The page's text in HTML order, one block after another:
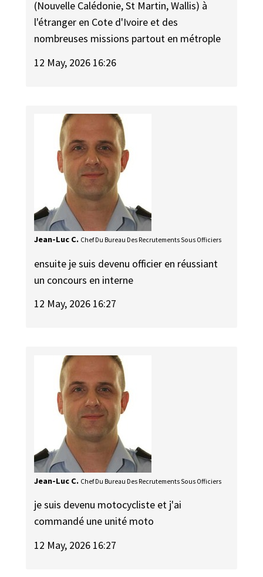
(Nouvelle Calédonie, St Martin, Wallis) à
l'étranger en Cote d'Ivoire et des
nombreuses missions partout en métrople
12 May, 2026 16:26
Jean-Luc C. Chef Du Bureau Des Recrutements Sous Officiers
ensuite je suis devenu officier en réussiant
un concours en interne
12 May, 2026 16:27
Jean-Luc C. Chef Du Bureau Des Recrutements Sous Officiers
je suis devenu motocycliste et j'ai
commandé une unité moto
12 May, 2026 16:27